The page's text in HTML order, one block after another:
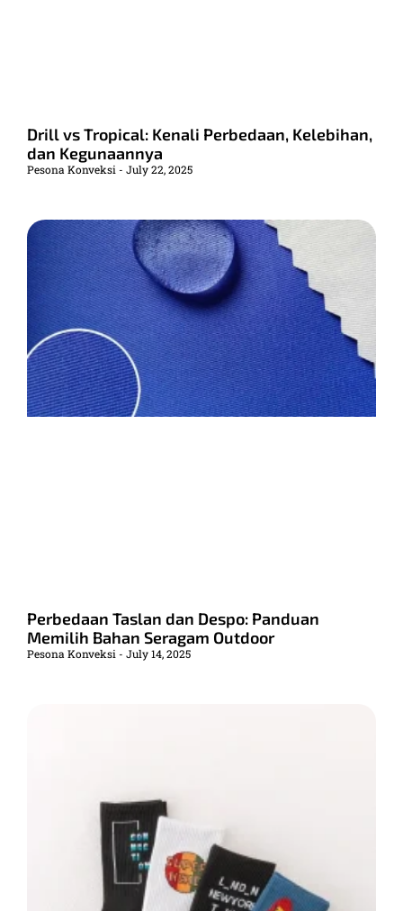
Drill vs Tropical: Kenali Perbedaan, Kelebihan,
dan Kegunaannya
Pesona Konveksi July 22, 2025
Perbedaan Taslan dan Despo: Panduan
Memilih Bahan Seragam Outdoor
Pesona Konveksi July 14, 2025